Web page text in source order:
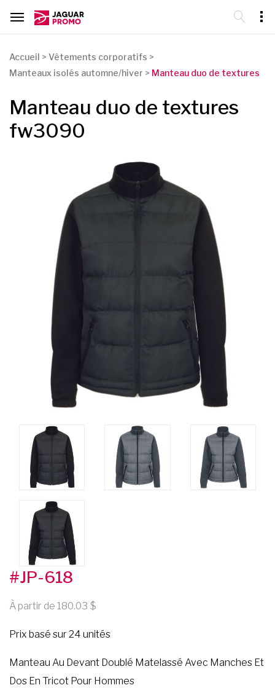
Accueil > Vêtements corporatifs >
Manteaux isolés automne/hiver > Manteau duo de textures
Manteau duo de textures
fw3090
#JP-618
À partir de 180.03
Prix basé sur 24 unités
Manteau Au Devant Doublé Matelassé Avec Manches Et
Dos En Tricot Pour Hommes